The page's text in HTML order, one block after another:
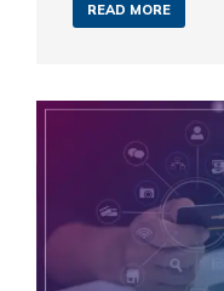
READ MORE